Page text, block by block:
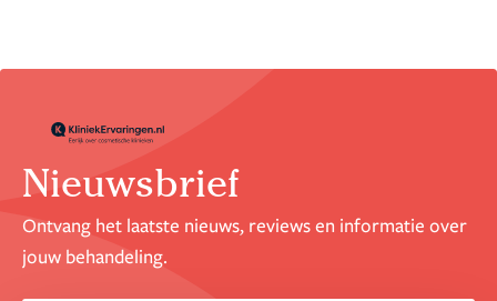
Nieuwsbrief
Ontvang het laatste nieuws, reviews en informatie over
jouw behandeling.